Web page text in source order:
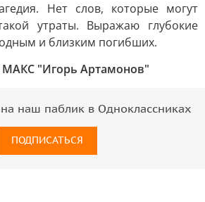
Нет слов, которые могут
утраты. Выражаю глубокие
и близким погибших.
МАКС "Игорь Артамонов"
наш паблик в Одноклассниках
ПОДПИСАТЬСЯ